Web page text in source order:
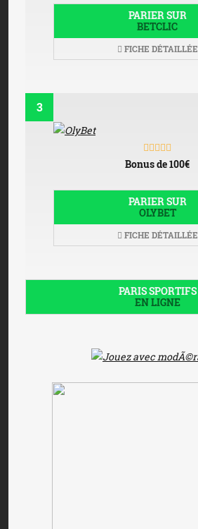
PARIER SUR
BETCLIC
FICHE DÉTAILLÉE
3
Bonus de 100€
PARIER SUR
OLYBET
FICHE DÉTAILLÉE
PARIS SPORTIFS
EN LIGNE